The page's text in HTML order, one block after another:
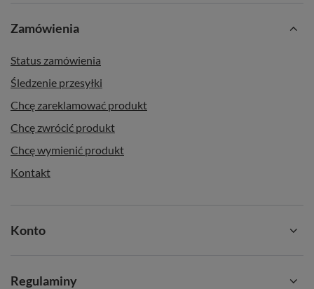
Zamówienia
Status zamówienia
Śledzenie przesyłki
Chcę zareklamować produkt
Chcę zwrócić produkt
Chcę wymienić produkt
Kontakt
Konto
Regulaminy